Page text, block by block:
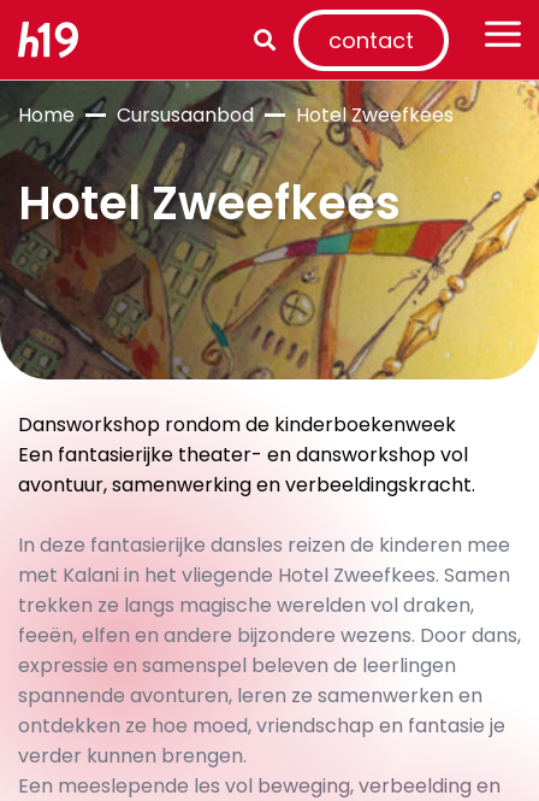
contact
Home Cursusaanbod Hotel Zweefkees
Hotel Zweefkees
Dansworkshop rondom de kinderboekenweek
Een fantasierijke theater- en dansworkshop vol
avontuur, samenwerking en verbeeldingskracht.
In deze fantasierijke dansles reizen de kinderen mee
met Kalani in het vliegende Hotel Zweefkees. Samen
trekken ze langs magische werelden vol draken,
feeën, elfen en andere bijzondere wezens. Door dans,
expressie en samenspel beleven de leerlingen
spannende avonturen, leren ze samenwerken en
ontdekken ze hoe moed, vriendschap en fantasie je
verder kunnen brengen.
Een meeslepende les vol beweging, verbeelding en